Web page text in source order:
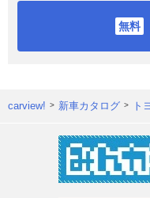
carview! 新車カタログ ト